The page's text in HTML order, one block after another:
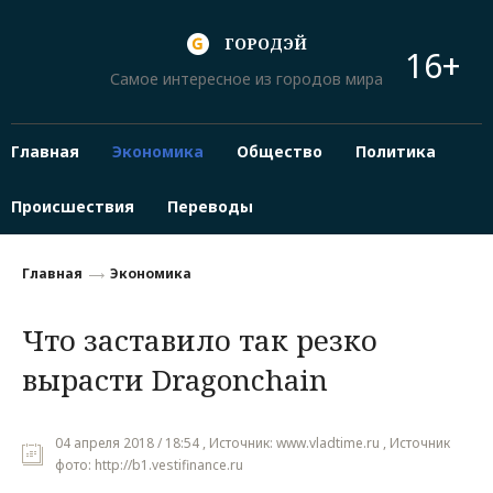
ГОРОДЭЙ
Самое интересное из городов мира
16+
Главная Экономика Общество Политика
Происшествия Переводы
Главная Экономика
Что заставило так резко
вырасти Dragonchain
04 апреля 2018 / 18:54 , Источник: www.vladtime.ru , Источник
фото: http://b1.vestifinance.ru